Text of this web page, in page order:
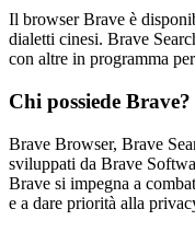
Il browser Brave è
dialetti cinesi. Brave
con altre in programma
Chi possiede Brave?
Brave Browser, Brave
sviluppati da Brave
Brave si impegna a
e a dare priorità alla